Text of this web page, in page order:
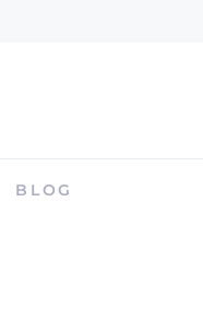
BLOG